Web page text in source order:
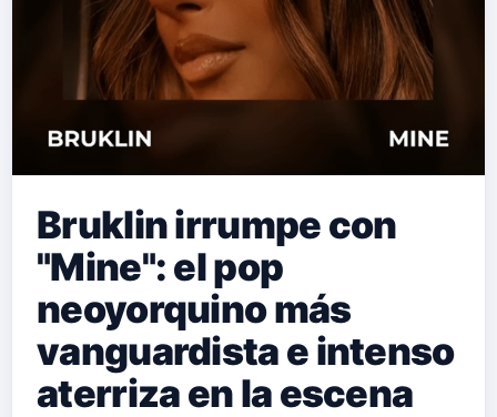
Bruklin irrumpe con
"Mine": el pop
neoyorquino más
vanguardista e intenso
aterriza en la escena